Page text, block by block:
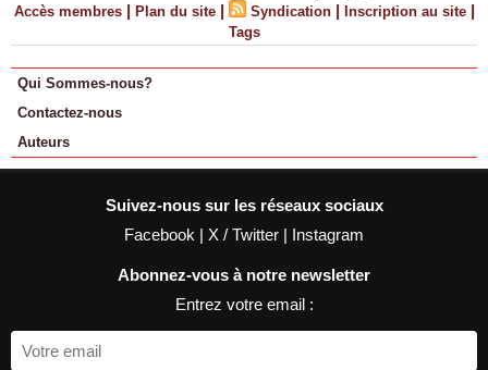
Accès membres | Plan du site | Syndication | Inscription au site |
Tags
Qui Sommes-nous?
Contactez-nous
Auteurs
Suivez-nous sur les réseaux sociaux
Facebook | X / Twitter | Instagram
Abonnez-vous à notre newsletter
Entrez votre email :